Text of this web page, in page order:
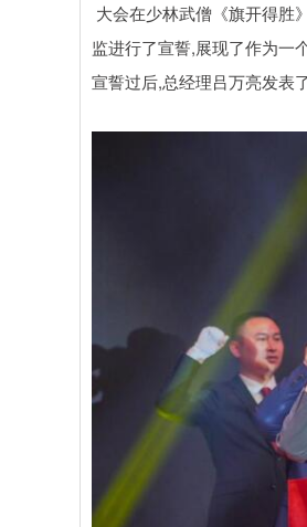
大会在少林武僧《旗开得胜
监进行了宣誓,展现了作为一
宣誓过后,总经理吕万亮发表